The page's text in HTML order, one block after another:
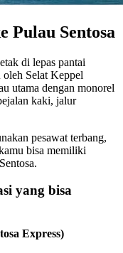
Pulau Sentosa
di lepas pantai
oleh Selat Keppel
utama dengan monorel
kaki, jalur
pesawat terbang,
bisa memiliki
yang bisa
Express)